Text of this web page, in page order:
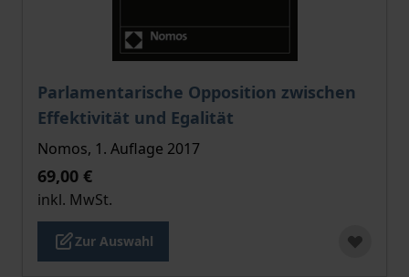
Parlamentarische Opposition zwischen
Effektivität und Egalität
Der Preis dieses Titels richtet sich nach der
Nomos, 1. Auflage 2017
69,00 €
inkl. MwSt.
Zur Auswahl